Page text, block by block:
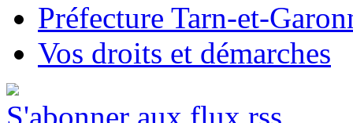
Préfecture Tarn-et-
Vos droits et démarches